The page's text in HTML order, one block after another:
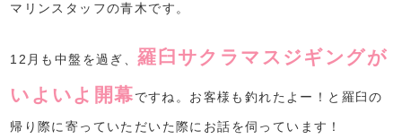
マリンスタッフの青木です。
12月も中盤を過ぎ、羅臼サクラマスジギングが
いよいよ開幕ですね。お客様も釣れたよー！と羅臼の
帰り際に寄っていただいた際にお話を伺っています！